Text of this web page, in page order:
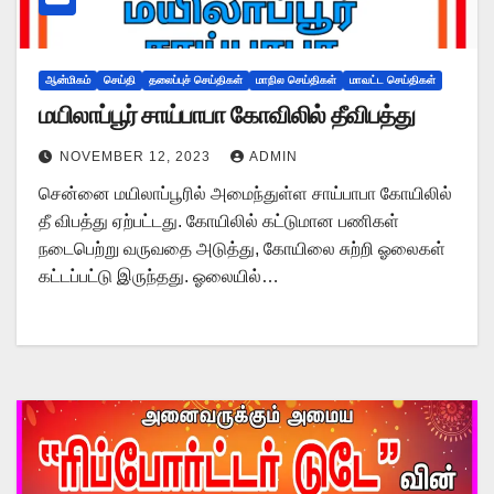
ஆன்மிகம் செய்தி தலைப்புச் செய்திகள் மாநில செய்திகள் மாவட்ட செய்திகள்
மயிலாப்பூர் சாய்பாபா கோவிலில் தீவிபத்து
NOVEMBER 12, 2023 ADMIN
சென்னை மயிலாப்பூரில் அமைந்துள்ள சாய்பாபா கோயிலில்
தீ விபத்து ஏற்பட்டது. கோயிலில் கட்டுமான பணிகள்
நடைபெற்று வருவதை அடுத்து, கோயிலை சுற்றி ஓலைகள்
கட்டப்பட்டு இருந்தது. ஓலையில்…